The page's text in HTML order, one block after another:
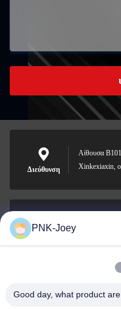
Διεύθυνση
Αίθουσα
Xinkexiaxin,
Ηλεκτρονικό
PNK-Joey
Good day, what product